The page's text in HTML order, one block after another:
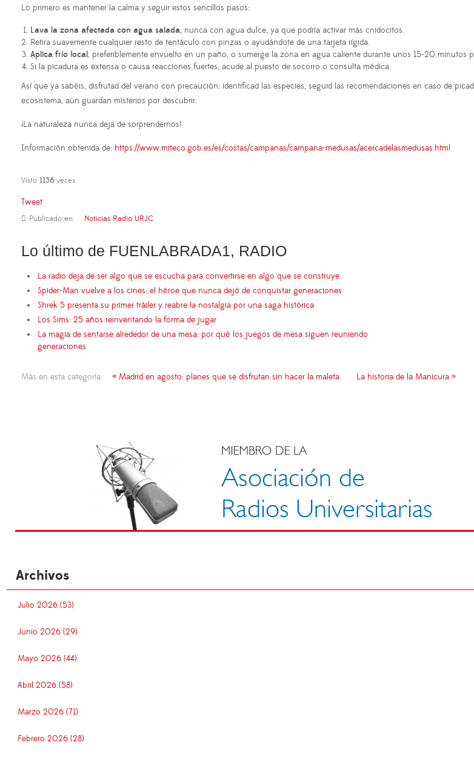
Lo primero es mantener la calma y seguir estos sencillos pasos:
Lava la zona afectada con agua salada, nunca con agua dulce, ya que podría activar más cnidocitos.
Retira suavemente cualquier resto de tentáculo con pinzas o ayudándote de una tarjeta rígida.
Aplica frío local, preferiblemente envuelto en un paño, o sumerge la zona en agua caliente durante unos 15-20 minutos
Si la picadura es extensa o causa reacciones fuertes, acude al puesto de socorro o consulta médica.
Así que ya sabéis, disfrutad del verano con precaución: identificad las especies, seguid las recomendaciones en caso de
ecosistema, aún guardan misterios por descubrir.
¡La naturaleza nunca deja de sorprendernos!
Información obtenida de: https://www.miteco.gob.es/es/costas/campanas/campana-medusas/acercadelasmedusas.html
Visto 1136veces
Tweet
Publicado en Noticias Radio URJC
Lo último de FUENLABRADA1, RADIO
La radio deja de ser algo que se escucha para convertirse en algo que se construye
Spider-Man vuelve a los cines: el héroe que nunca dejó de conquistar generaciones
Shrek 5 presenta su primer tráiler y reabre la nostalgia por una saga histórica
Los Sims: 25 años reinventando la forma de jugar
La magia de sentarse alrededor de una mesa: por qué los juegos de mesa siguen reuniendo
generaciones
Más en esta categoría: « Madrid en agosto: planes que se disfrutan sin hacer la maleta La historia de la Manicura »
Archivos
Julio 2026 (53)
Junio 2026 (29)
Mayo 2026 (44)
Abril 2026 (58)
Marzo 2026 (71)
Febrero 2026 (28)